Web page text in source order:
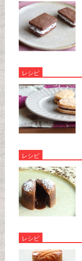
レシピ
レシピ
レシピ